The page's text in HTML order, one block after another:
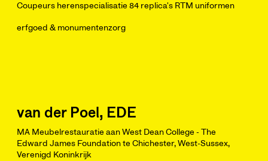
Coupeurs herenspecialisatie 84 replica's RTM uniformen
erfgoed & monumentenzorg
van der Poel, EDE
MA Meubelrestauratie aan West Dean College - The
Edward James Foundation te Chichester, West-Sussex,
Verenigd Koninkrijk